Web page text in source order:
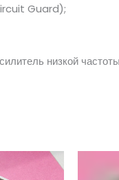
Guard);
низкой частоты